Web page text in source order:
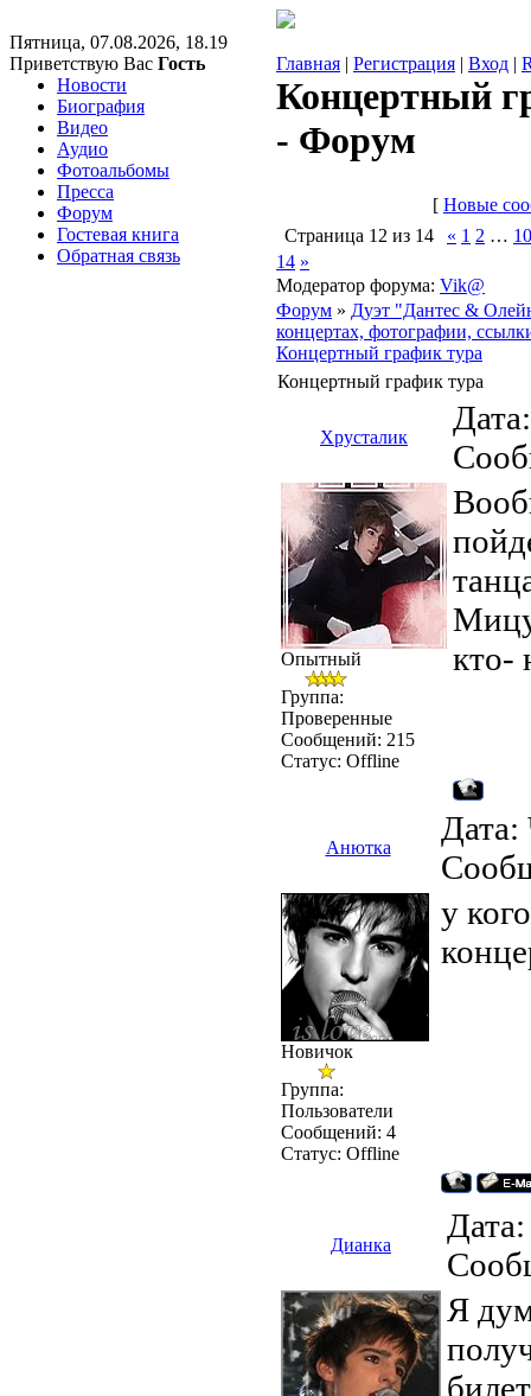
Пятница, 07.08.2026, 18.19
Приветствую Вас Гость Главная | Регистрация | Вход |
Новости
Биография
Видео
Аудио
Фотоальбомы
Пресса
Форум
Гостевая книга
Обратная связь
Концертный
- Форум
[ Новые
Страница 12 из 14 « 1 2 … 10
14 »
Модератор форума: Vik@
Форум » Дуэт "Дантес &
концертах, фотографии,
Концертный график тура
Концертный график тура
Хрусталик
Опытный
Группа:
Проверенные
Сообщений: 215
Статус: Offline
кто-
Анютка
Дата:
Новичок
Группа:
Пользователи
Сообщений: 4
Статус: Offline
у
Дианка
Я